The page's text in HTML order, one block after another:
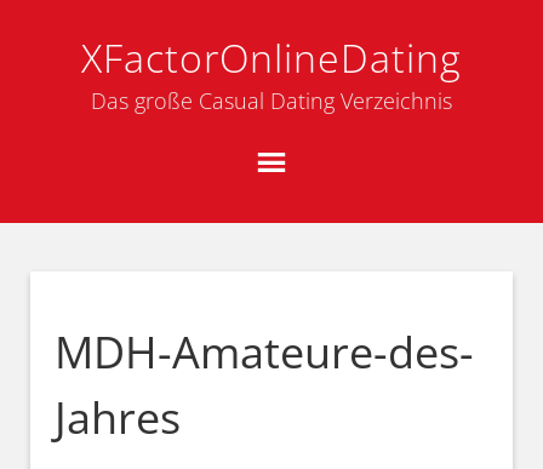
XFactorOnlineDating
Das große Casual Dating Verzeichnis
MDH-Amateure-des-
Jahres